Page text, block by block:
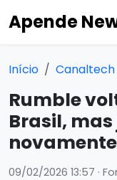
Apende
Início Canaltech
Rumble
Brasil,
09/02/2026 13:57 ·